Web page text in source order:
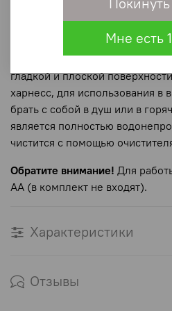
Для включения вибрации
основание до упора и можно
непередаваемыми
основании позволит
гладкой и плоской
харнесс, для использования в
брать с собой в душ или в
является полностью
чистится с помощью
Обратите внимание! Для
АА (в комплект не входят).
Характеристики
Отзывы
Мне есть